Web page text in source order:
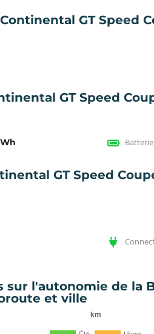
GT Speed
GT Speed
GT Speed
sur l'autonomie de la
et ville